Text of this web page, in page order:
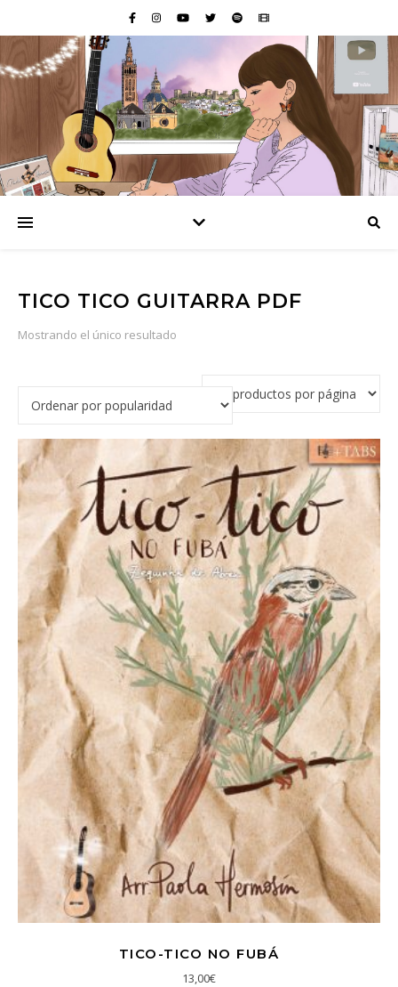
TICO TICO GUITARRA PDF
Mostrando el único resultado
TICO-TICO NO FUBÁ
13,00€